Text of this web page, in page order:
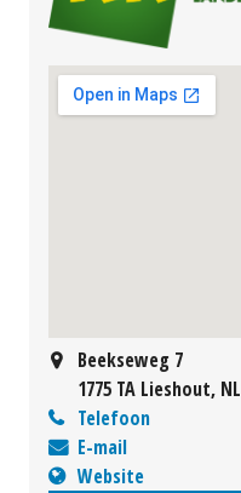
Beekseweg 7
1775 TA Lieshout, NL
Telefoon
E-mail
Website